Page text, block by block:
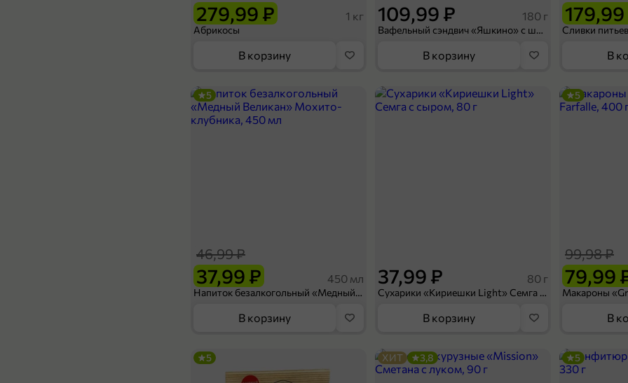
279,99 ₽ 1 кг
Абрикосы
В корзину
109,99 ₽ 180 г
Вафельный сэндвич «Яшкино» с шоколадной начинкой, 180 г
В корзину В
37,99 ₽
46,99 ₽
450 мл
Напиток безалкогольный «Медный Великан» Мохито-клубника, 450 мл
5
В корзину
37,99 ₽ 80 г
Сухарики «Кириешки Light» Семга с сыром, 80 г
В корзину
79,99
99,98 ₽
5
В
5 ХИТ 3,8 5